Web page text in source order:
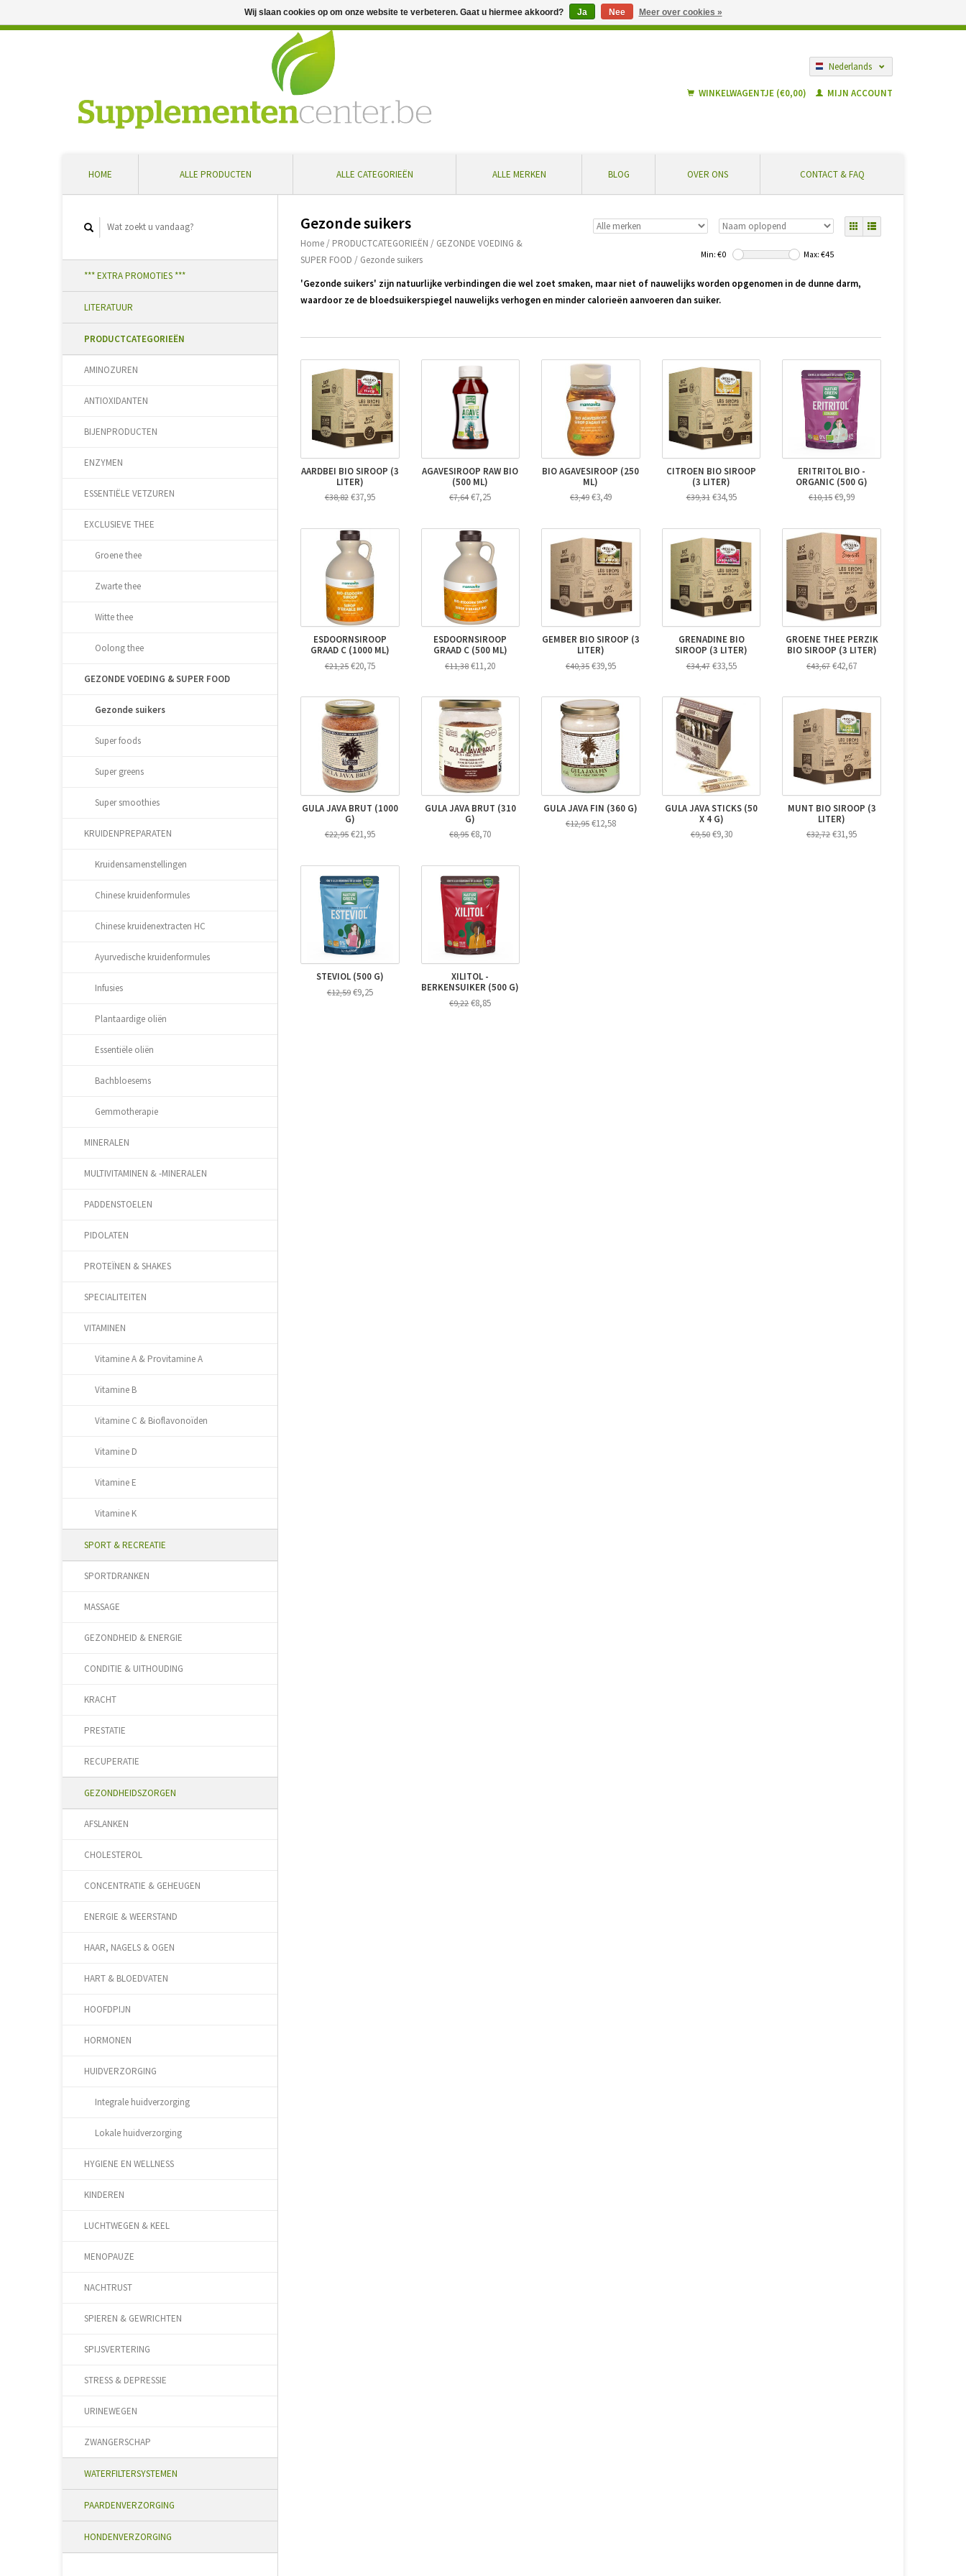
Nederlands
WINKELWAGENTJE (€0,00)
MIJN ACCOUNT
HOME ALLE PRODUCTEN ALLE CATEGORIEËN ALLE MERKEN BLOG OVER ONS CONTACT & FAQ
*** EXTRA PROMOTIES ***
LITERATUUR
PRODUCTCATEGORIEËN
AMINOZUREN
ANTIOXIDANTEN
BIJENPRODUCTEN
ENZYMEN
ESSENTIËLE VETZUREN
EXCLUSIEVE THEE
Groene thee
Zwarte thee
Witte thee
Oolong thee
GEZONDE VOEDING & SUPER FOOD
Gezonde suikers
Super foods
Super greens
Super smoothies
KRUIDENPREPARATEN
Kruidensamenstellingen
Chinese kruidenformules
Chinese kruidenextracten HC
Ayurvedische kruidenformules
Infusies
Plantaardige oliën
Essentiële oliën
Bachbloesems
Gemmotherapie
MINERALEN
MULTIVITAMINEN & -MINERALEN
PADDENSTOELEN
PIDOLATEN
PROTEÏNEN & SHAKES
SPECIALITEITEN
VITAMINEN
Vitamine A & Provitamine A
Vitamine B
Vitamine C & Bioflavonoïden
Vitamine D
Vitamine E
Vitamine K
SPORT & RECREATIE
SPORTDRANKEN
MASSAGE
GEZONDHEID & ENERGIE
CONDITIE & UITHOUDING
KRACHT
PRESTATIE
RECUPERATIE
GEZONDHEIDSZORGEN
AFSLANKEN
CHOLESTEROL
CONCENTRATIE & GEHEUGEN
ENERGIE & WEERSTAND
HAAR, NAGELS & OGEN
HART & BLOEDVATEN
HOOFDPIJN
HORMONEN
HUIDVERZORGING
Integrale huidverzorging
Lokale huidverzorging
HYGIENE EN WELLNESS
KINDEREN
LUCHTWEGEN & KEEL
MENOPAUZE
NACHTRUST
SPIEREN & GEWRICHTEN
SPIJSVERTERING
STRESS & DEPRESSIE
URINEWEGEN
ZWANGERSCHAP
WATERFILTERSYSTEMEN
PAARDENVERZORGING
HONDENVERZORGING
Gezonde suikers
Home / PRODUCTCATEGORIEËN / GEZONDE VOEDING &
SUPER FOOD / Gezonde suikers Min: €0 Max: €45
'Gezonde suikers' zijn natuurlijke verbindingen die wel zoet smaken, maar niet of nauwelijks worden opgenomen in de dunne darm,
waardoor ze de bloedsuikerspiegel nauwelijks verhogen en minder calorieën aanvoeren dan suiker.
AARDBEI BIO SIROOP (3
LITER)
€38,82€37,95
AGAVESIROOP RAW BIO
(500 ML)
€7,64€7,25
BIO AGAVESIROOP (250
ML)
€3,49€3,49
CITROEN BIO SIROOP
(3 LITER)
€39,31€34,95
ERITRITOL BIO -
ORGANIC (500 G)
€10,15 €9,99
ESDOORNSIROOP
GRAAD C (1000 ML)
€21,25€20,75
ESDOORNSIROOP
GRAAD C (500 ML)
€11,38€11,20
GEMBER BIO SIROOP (3
LITER)
€40,35€39,95
GRENADINE BIO
SIROOP (3 LITER)
€34,47€33,55
GROENE THEE PERZIK
BIO SIROOP (3 LITER)
€43,67 €42,67
GULA JAVA BRUT (1000
G)
€22,95€21,95
GULA JAVA BRUT (310
G)
€8,95€8,70
GULA JAVA FIN (360 G)
€12,95€12,58
GULA JAVA STICKS (50
X 4 G)
€9,50€9,30
MUNT BIO SIROOP (3
LITER)
€32,72 €31,95
STEVIOL (500 G)
€12,59€9,25
XILITOL -
BERKENSUIKER (500 G)
€9,22€8,85
Wij slaan cookies op om onze website te verbeteren. Gaat u hiermee akkoord? Ja Nee Meer over cookies »
Professioneel advies en snelle levering ... Ontvang 5 % extra korting bij aankoop vanaf € 100 ... Gratis levering in België vanaf € 55 ... Veilig winkelen en geen extra kosten